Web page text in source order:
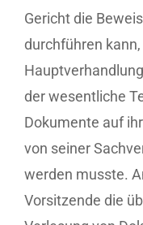
Gericht die
durchführen
der wesentliche
Dokumente auf
von seiner
werden musste.
Vorsitzende die